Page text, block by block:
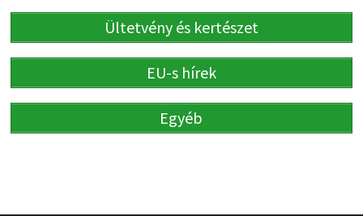
Ültetvény és kertészet
EU-s hírek
Egyéb